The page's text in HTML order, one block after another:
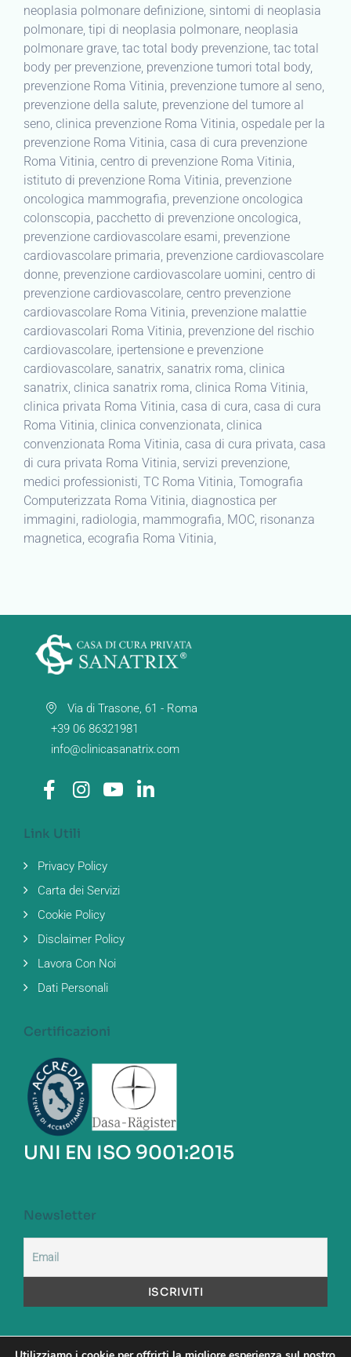
neoplasia polmonare definizione, sintomi di neoplasia
polmonare, tipi di neoplasia polmonare, neoplasia
polmonare grave, tac total body prevenzione, tac total
body per prevenzione, prevenzione tumori total body,
prevenzione Roma Vitinia, prevenzione tumore al seno,
prevenzione della salute, prevenzione del tumore al
seno, clinica prevenzione Roma Vitinia, ospedale per la
prevenzione Roma Vitinia, casa di cura prevenzione
Roma Vitinia, centro di prevenzione Roma Vitinia,
istituto di prevenzione Roma Vitinia, prevenzione
oncologica mammografia, prevenzione oncologica
colonscopia, pacchetto di prevenzione oncologica,
prevenzione cardiovascolare esami, prevenzione
cardiovascolare primaria, prevenzione cardiovascolare
donne, prevenzione cardiovascolare uomini, centro di
prevenzione cardiovascolare, centro prevenzione
cardiovascolare Roma Vitinia, prevenzione malattie
cardiovascolari Roma Vitinia, prevenzione del rischio
cardiovascolare, ipertensione e prevenzione
cardiovascolare, sanatrix, sanatrix roma, clinica
sanatrix, clinica sanatrix roma, clinica Roma Vitinia,
clinica privata Roma Vitinia, casa di cura, casa di cura
Roma Vitinia, clinica convenzionata, clinica
convenzionata Roma Vitinia, casa di cura privata, casa
di cura privata Roma Vitinia, servizi prevenzione,
medici professionisti, TC Roma Vitinia, Tomografia
Computerizzata Roma Vitinia, diagnostica per
immagini, radiologia, mammografia, MOC, risonanza
magnetica, ecografia Roma Vitinia,
Via di Trasone, 61 - Roma
+39 06 86321981
info@clinicasanatrix.com
Link Utili
Privacy Policy
Carta dei Servizi
Cookie Policy
Disclaimer Policy
Lavora Con Noi
Dati Personali
Certificazioni
UNI EN ISO 9001:2015
Newsletter